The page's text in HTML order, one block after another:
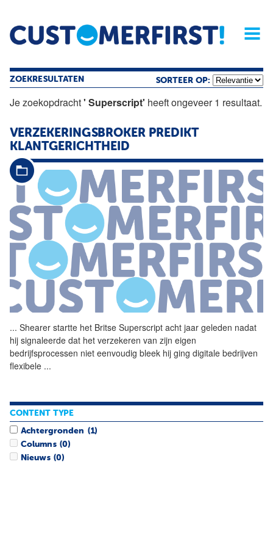
Home Opinie Archief
Magazine
ZOEKRESULTATEN SORTEER OP:
Je zoekopdracht' Superscript' heeft ongeveer 1 resultaat.
VERZEKERINGSBROKER PREDIKT
KLANTGERICHTHEID
... Shearer startte het Britse Superscript acht jaar geleden nadat
hij signaleerde dat het verzekeren van zijn eigen
bedrijfsprocessen niet eenvoudig bleek hij ging digitale bedrijven
flexibele ...
CONTENT TYPE
Achtergronden (1)
Columns (0)
Nieuws (0)